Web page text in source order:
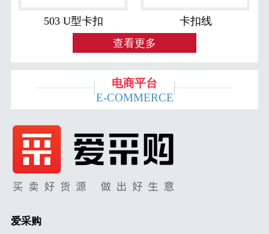
503 U型卡扣
卡扣线
查看更多
电商平台
E-COMMERCE
爱采购